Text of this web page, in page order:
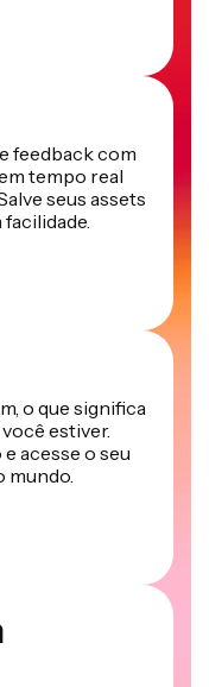
feedback com
tempo real
seus assets
o que significa
estiver.
acesse o seu
mundo.